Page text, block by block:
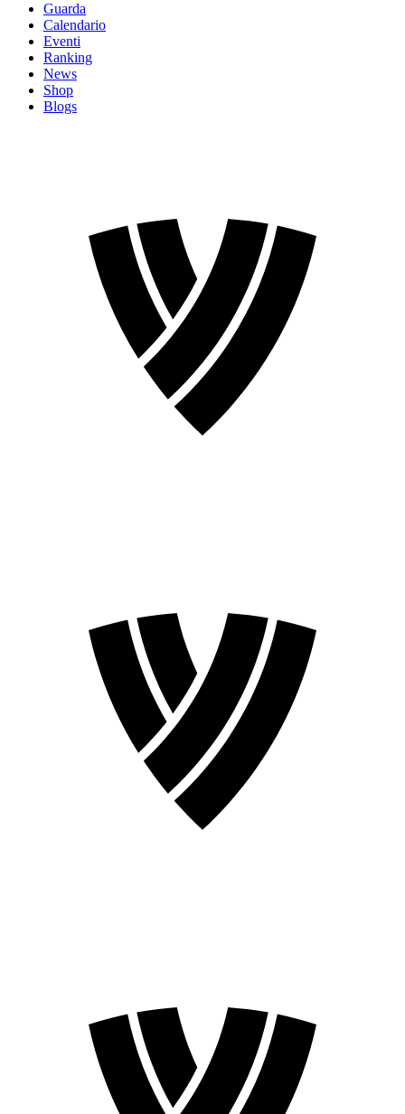
Guarda
Calendario
Eventi
Ranking
News
Shop
Blogs